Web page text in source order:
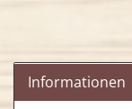
Informationen